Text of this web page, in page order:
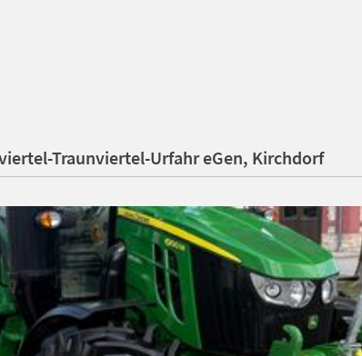
Traunviertel-Urfahr eGen, Kirchdorf